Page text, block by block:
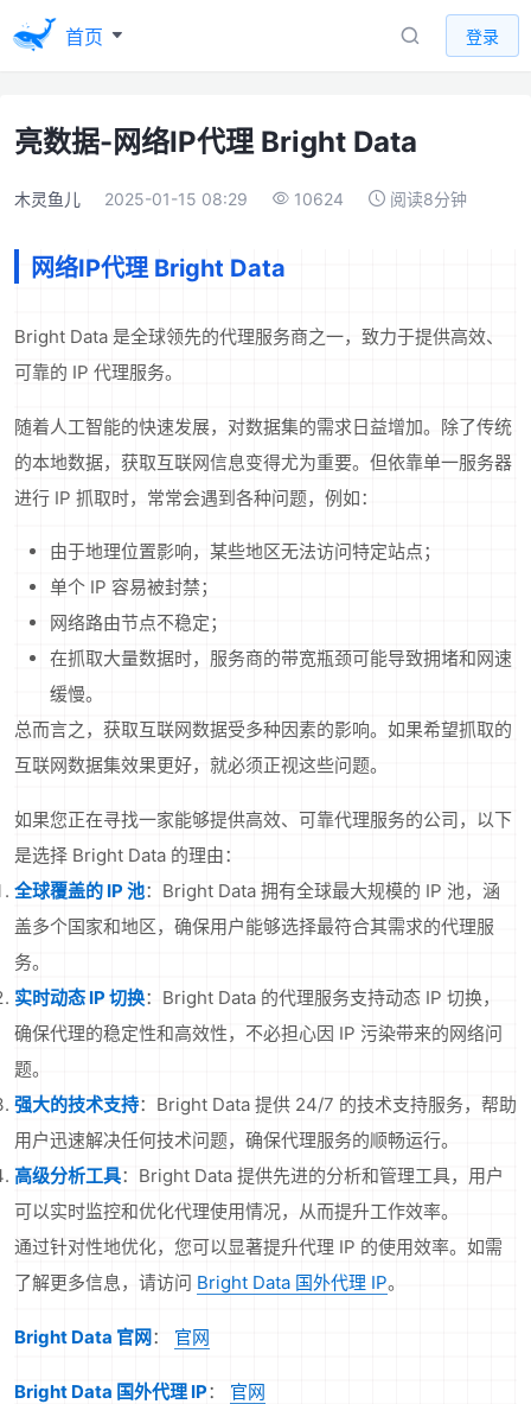
首页 登录
亮数据-网络IP代理 Bright Data
木灵鱼儿 2025-01-15 08:29 10624 阅读8分钟
网络IP代理 Bright Data
Bright Data 是全球领先的代理服务商之一，致力于提供高效、
可靠的 IP 代理服务。
随着人工智能的快速发展，对数据集的需求日益增加。除了传统
的本地数据，获取互联网信息变得尤为重要。但依靠单一服务器
进行 IP 抓取时，常常会遇到各种问题，例如：
由于地理位置影响，某些地区无法访问特定站点；
单个 IP 容易被封禁；
网络路由节点不稳定；
在抓取大量数据时，服务商的带宽瓶颈可能导致拥堵和网速
缓慢。
总而言之，获取互联网数据受多种因素的影响。如果希望抓取的
互联网数据集效果更好，就必须正视这些问题。
如果您正在寻找一家能够提供高效、可靠代理服务的公司，以下
是选择 Bright Data 的理由：
全球覆盖的 IP 池：Bright Data 拥有全球最大规模的 IP 池，涵
盖多个国家和地区，确保用户能够选择最符合其需求的代理服
务。
实时动态 IP 切换：Bright Data 的代理服务支持动态 IP 切换，
确保代理的稳定性和高效性，不必担心因 IP 污染带来的网络问
题。
强大的技术支持：Bright Data 提供 24/7 的技术支持服务，帮助
用户迅速解决任何技术问题，确保代理服务的顺畅运行。
高级分析工具：Bright Data 提供先进的分析和管理工具，用户
可以实时监控和优化代理使用情况，从而提升工作效率。
通过针对性地优化，您可以显著提升代理 IP 的使用效率。如需
了解更多信息，请访问 Bright Data 国外代理 IP。
Bright Data 官网： 官网
Bright Data 国外代理 IP： 官网